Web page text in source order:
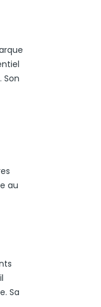
Son
au
Sa